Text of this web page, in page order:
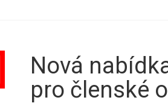
Nová
pro členské